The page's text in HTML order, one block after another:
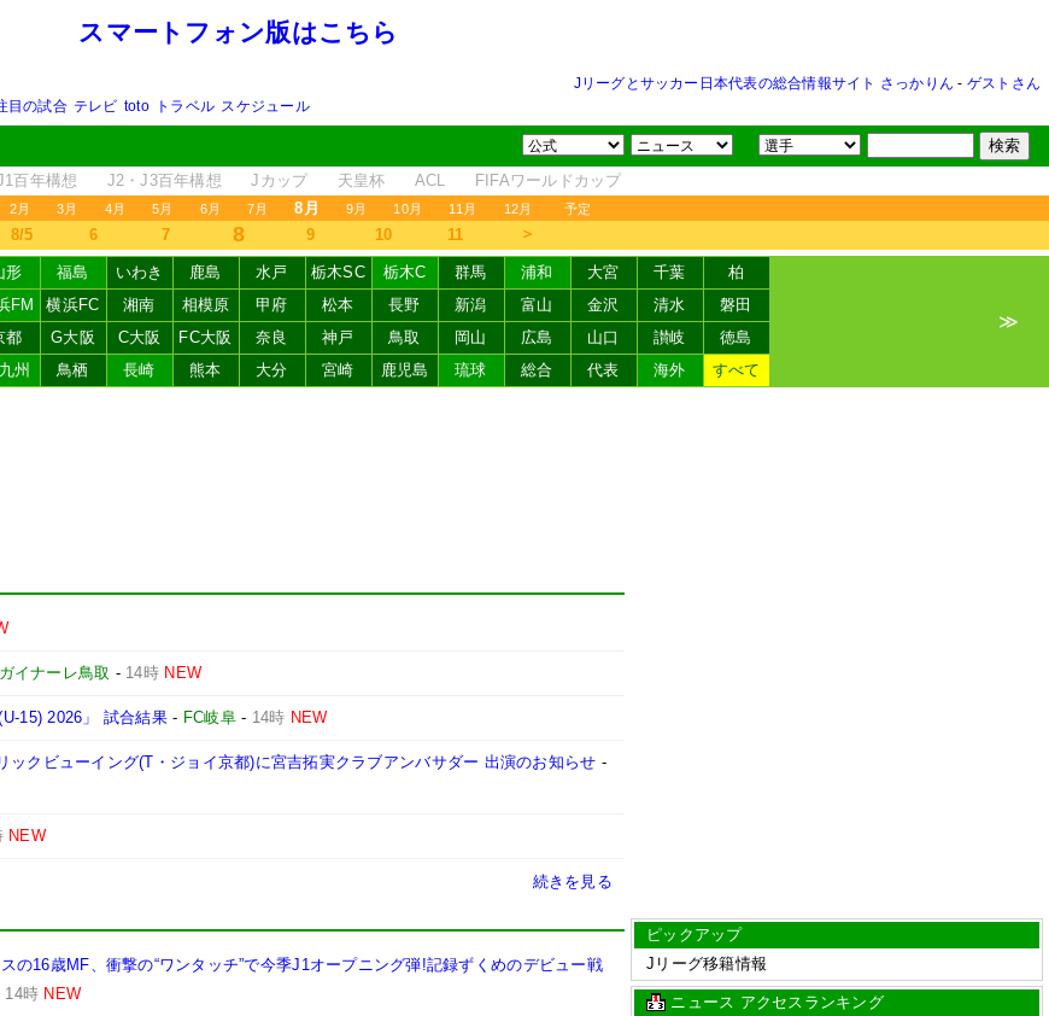
スマートフォン版はこちら
Jリーグとサッカー日本代表の総合情報サイト さっかりん - ゲストさん
目の試合 テレビ toto トラベル スケジュール
百年構想 J2・J3百年構想 Jカップ 天皇杯 ACL FIFAワールドカップ
2月 3月 4月 5月 6月 7月 8月 9月 10月 11月 12月 予定
8/5 6 7 8 9 10 11 ＞
形 福島 いわき 鹿島 水戸 栃木SC 栃木C 群馬 浦和 大宮 千葉
柏
FM 横浜FC 湘南 相模原 甲府 松本 長野 新潟 富山 金沢 清水
磐田
都 G大阪 C大阪 FC大阪 奈良 神戸 鳥取 岡山 広島 山口 讃岐
徳島
州 鳥栖 長崎 熊本 大分 宮崎 鹿児島 琉球 総合 代表 海外 すべて
≫
ガイナーレ鳥取 - 14時 NEW
15) 2026」 試合結果 - FC岐阜- 14時 NEW
クビューイング(T・ジョイ京都)に宮吉拓実クラブアンバサダー 出演のお知らせ -
NEW
続きを見る
の16歳MF、衝撃の“ワンタッチ”で今季J1オープニング弾!記録ずくめのデビュー戦
14時 NEW
ピックアップ
Jリーグ移籍情報
ニュース アクセスランキング